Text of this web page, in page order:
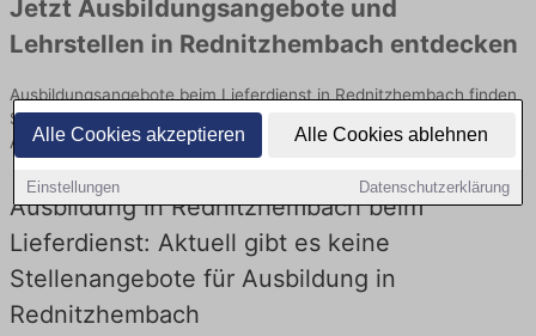
Alle Cookies akzeptieren Alle Cookies ablehnen
Einstellungen Datenschutzerklärung
Jetzt Ausbildungsangebote und
Lehrstellen in Rednitzhembach entdecken
Ausbildungsangebote beim Lieferdienst in Rednitzhembach finden
Sie von namhaften Firmen. Entdecken Sie freie Optionen von Top-
Arbeitgebern und bewerben Sie sich noch heute.
Ausbildung in Rednitzhembach beim
Lieferdienst: Aktuell gibt es keine
Stellenangebote für Ausbildung in
Rednitzhembach